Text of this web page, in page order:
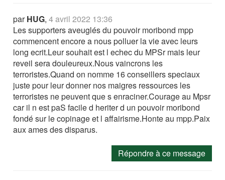
parHUG,4 avril 2022 13:36
Les supporters aveuglés du pouvoir moribond mpp
commencent encore a nous polluer la vie avec leurs
long ecrit.Leur souhait est l echec du MPSr mais leur
reveil sera douleureux.Nous vaincrons les
terroristes.Quand on nomme 16 conseillers speciaux
juste pour leur donner nos maigres ressources les
terroristes ne peuvent que s enraciner.Courage au Mpsr
car il n est paS facile d heriter d un pouvoir moribond
fondé sur le copinage et l affairisme.Honte au mpp.Paix
aux ames des disparus.
Répondre à ce message